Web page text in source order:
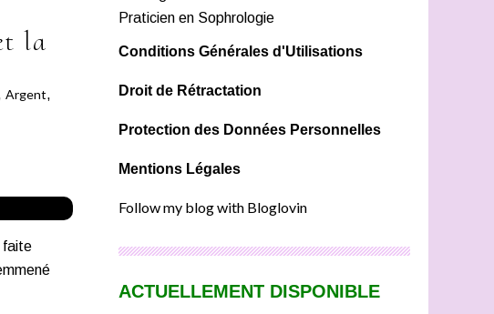
la
Argent,
faite
ACTUELLEMENT DISPONIBLE
Praticien en Sophrologie
Conditions Générales d'Utilisations
Droit de Rétractation
Protection des Données Personnelles
Mentions Légales
Follow my blog with Bloglovin